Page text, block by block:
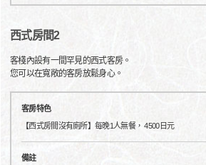
西式房間2
客棧內設有一間罕見的西式客房。
您可以在寬敞的客房放鬆身心。
客房特色
【西式房間沒有廁所】每晚1人無餐， 4500日元
備註